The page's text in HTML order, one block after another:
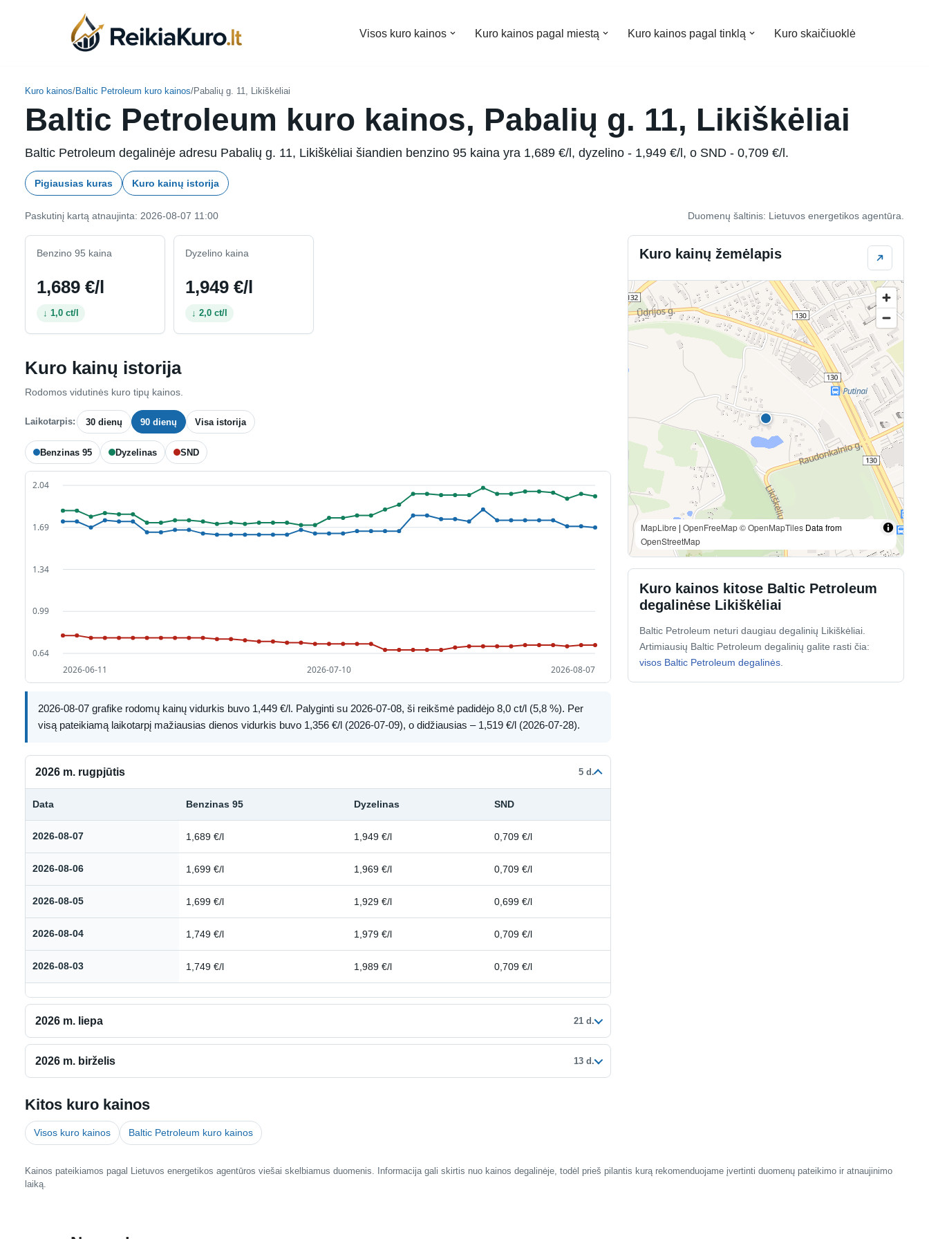
Visos kuro kainos Kuro kainos pagal miestą Kuro kainos pagal tinklą Kuro skaičiuoklė
Kuro kainos/Baltic Petroleum kuro kainos/Pabalių g. 11, Likiškėliai
Baltic Petroleum kuro kainos, Pabalių g. 11, Likiškėliai
Baltic Petroleum degalinėje adresu Pabalių g. 11, Likiškėliai šiandien benzino 95 kaina yra 1,689 €/l, dyzelino - 1,949 €/l, o SND - 0,709 €/l.
Pigiausias kuras Kuro kainų istorija
Paskutinį kartą atnaujinta: 2026-08-07 11:00 Duomenų šaltinis: Lietuvos energetikos agentūra.
Benzino 95 kaina
1,689 €/l
↓ 1,0 ct/l
Dyzelino kaina
1,949 €/l
↓ 2,0 ct/l
Kuro kainų istorija
Rodomos vidutinės kuro tipų kainos.
Laikotarpis: 30 dienų 90 dienų Visa istorija
Benzinas 95 Dyzelinas SND
2026-08-07 grafike rodomų kainų vidurkis buvo 1,449 €/l. Palyginti su 2026-07-08, ši reikšmė padidėjo 8,0 ct/l (5,8 %). Per
visą pateikiamą laikotarpį mažiausias dienos vidurkis buvo 1,356 €/l (2026-07-09), o didžiausias – 1,519 €/l (2026-07-28).
2026 m. rugpjūtis 5 d.
Kuro kainų istorija: 2026 m. rugpjūtis
Data Benzinas 95 Dyzelinas SND
2026-08-07 1,689 €/l 1,949 €/l 0,709 €/l
2026-08-06 1,699 €/l 1,969 €/l 0,709 €/l
2026-08-05 1,699 €/l 1,929 €/l 0,699 €/l
2026-08-04 1,749 €/l 1,979 €/l 0,709 €/l
2026-08-03 1,749 €/l 1,989 €/l 0,709 €/l
2026 m. liepa 21 d.
2026 m. birželis 13 d.
Kitos kuro kainos
Visos kuro kainos Baltic Petroleum kuro kainos
Kuro kainų žemėlapis
MapLibre | OpenFreeMap© OpenMapTiles Data from
OpenStreetMap
Kuro kainos kitose Baltic Petroleum
degalinėse Likiškėliai
Baltic Petroleum neturi daugiau degalinių Likiškėliai.
Artimiausių Baltic Petroleum degalinių galite rasti čia:
visos Baltic Petroleum degalinės.
Kainos pateikiamos pagal Lietuvos energetikos agentūros viešai skelbiamus duomenis. Informacija gali skirtis nuo kainos degalinėje, todėl prieš pilantis kurą rekomenduojame įvertinti duomenų pateikimo ir atnaujinimo
laiką.